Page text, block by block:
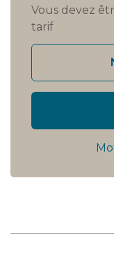
Vous devez
tarif